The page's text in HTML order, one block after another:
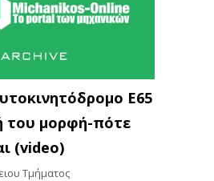
Ε65
του μορφή-πότε
(video)
Τμήματος